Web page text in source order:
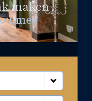
maken
mee